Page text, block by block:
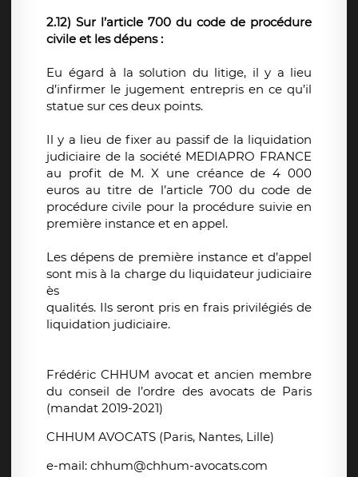
2.12) Sur l’article 700 du code de procédure
civile et les dépens :
Eu égard à la solution du litige, il y a lieu
d’infirmer le jugement entrepris en ce qu’il
statue sur ces deux points.
Il y a lieu de fixer au passif de la liquidation
judiciaire de la société MEDIAPRO FRANCE
au profit de M. X une créance de 4 000
euros au titre de l’article 700 du code de
procédure civile pour la procédure suivie en
première instance et en appel.
Les dépens de première instance et d’appel
sont mis à la charge du liquidateur judiciaire
ès
qualités. Ils seront pris en frais privilégiés de
liquidation judiciaire.
Frédéric CHHUM avocat et ancien membre
du conseil de l’ordre des avocats de Paris
(mandat 2019-2021)
CHHUM AVOCATS (Paris, Nantes, Lille)
e-mail: chhum@chhum-avocats.com